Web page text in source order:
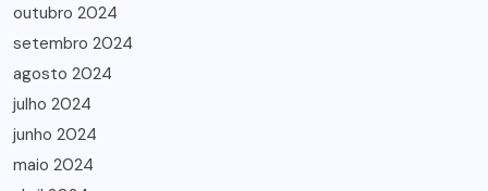
outubro 2024
setembro 2024
agosto 2024
julho 2024
junho 2024
maio 2024